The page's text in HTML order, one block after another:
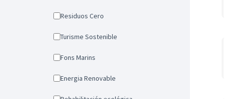
Residuos Cero
Turisme Sostenible
Fons Marins
Energia Renovable